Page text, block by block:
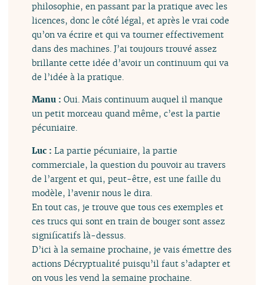
philosophie, en passant par la pratique avec les
licences, donc le côté légal, et après le vrai code
qu’on va écrire et qui va tourner effectivement
dans des machines. J’ai toujours trouvé assez
brillante cette idée d’avoir un continuum qui va
de l’idée à la pratique.
Manu :Oui. Mais continuum auquel il manque
un petit morceau quand même, c’est la partie
pécuniaire.
Luc :La partie pécuniaire, la partie
commerciale, la question du pouvoir au travers
de l’argent et qui, peut-être, est une faille du
modèle, l’avenir nous le dira.
En tout cas, je trouve que tous ces exemples et
ces trucs qui sont en train de bouger sont assez
significatifs là-dessus.
D’ici à la semaine prochaine, je vais émettre des
actions Décryptualité puisqu’il faut s’adapter et
on vous les vend la semaine prochaine.